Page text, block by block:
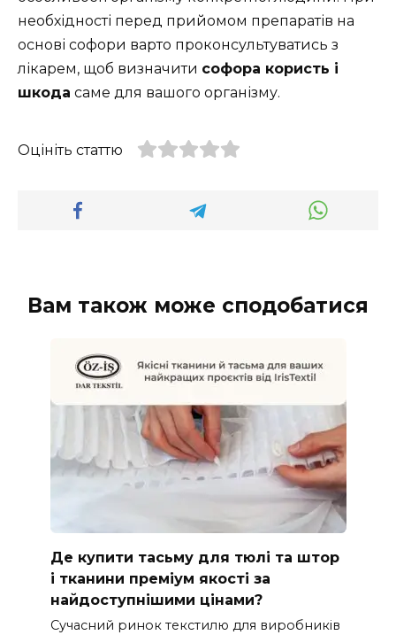
необхідності перед прийомом препаратів на
основі софори варто проконсультуватись з
лікарем, щоб визначити софора користь і
шкода саме для вашого організму.
Оцініть статтю
Вам також може сподобатися
Де купити тасьму для тюлі та штор
і тканини преміум якості за
найдоступнішими цінами?
Сучасний ринок текстилю для виробників